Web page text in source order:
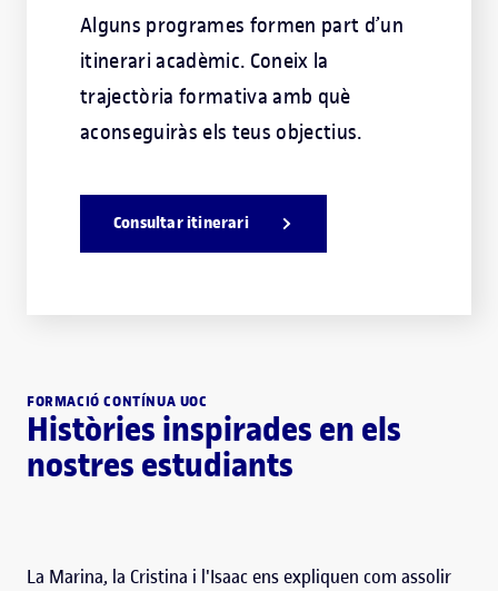
Alguns programes formen part d’un
itinerari acadèmic. Coneix la
trajectòria formativa amb què
aconseguiràs els teus objectius.
Consultar itinerari
FORMACIÓ CONTÍNUA UOC
Històries inspirades en els
nostres estudiants
La Marina, la Cristina i l'Isaac ens expliquen com assolir